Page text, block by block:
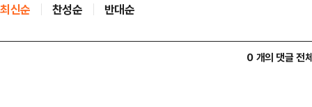
최신순 찬성순 반대순
0 개의 댓글 전